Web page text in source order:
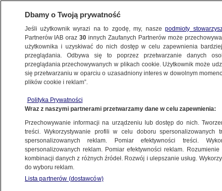
ŁÓDŹ
pracuje". W Łodzi leczą na odległość
28.12.2016, 12:23
Udostępnij
Dbamy o Twoją prywatność
Jeśli użytkownik wyrazi na to zgodę, my, naszepodmioty
Partnerów IAB oraz30 innych Zaufanych Partnerów może
użytkownika i uzyskiwać do nich dostęp w celu zapewnienia
przeglądania. Odbywa się to poprzez przetwarzanie danych
przeglądania przechowywanych w plikach cookie. Użytkownik może
się przetwarzaniu w oparciu o uzasadniony interes w dowolnym
plików cookie i reklam”.
Polityka Prywatności
Wraz z naszymi partnerami przetwarzamy dane w celu zapewnienia:
Przechowywanie informacji na urządzeniu lub dostęp do nich.
treści. Wykorzystywanie profili w celu doboru spersonalizowanych
spersonalizowanych reklam. Pomiar efektywności treści.
spersonalizowanych reklam. Pomiar efektywności reklam.
kombinacji danych z różnych źródeł. Rozwój i ulepszanie usług.
do wyboru reklam.
Lista partnerów (dostawców)